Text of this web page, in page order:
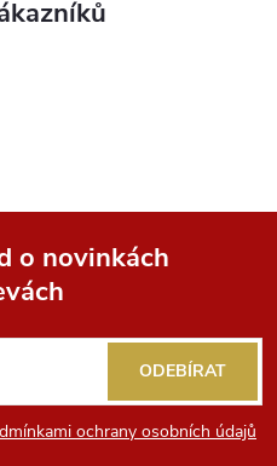
o novinkách
ochrany osobních údajů
ODEBÍRAT